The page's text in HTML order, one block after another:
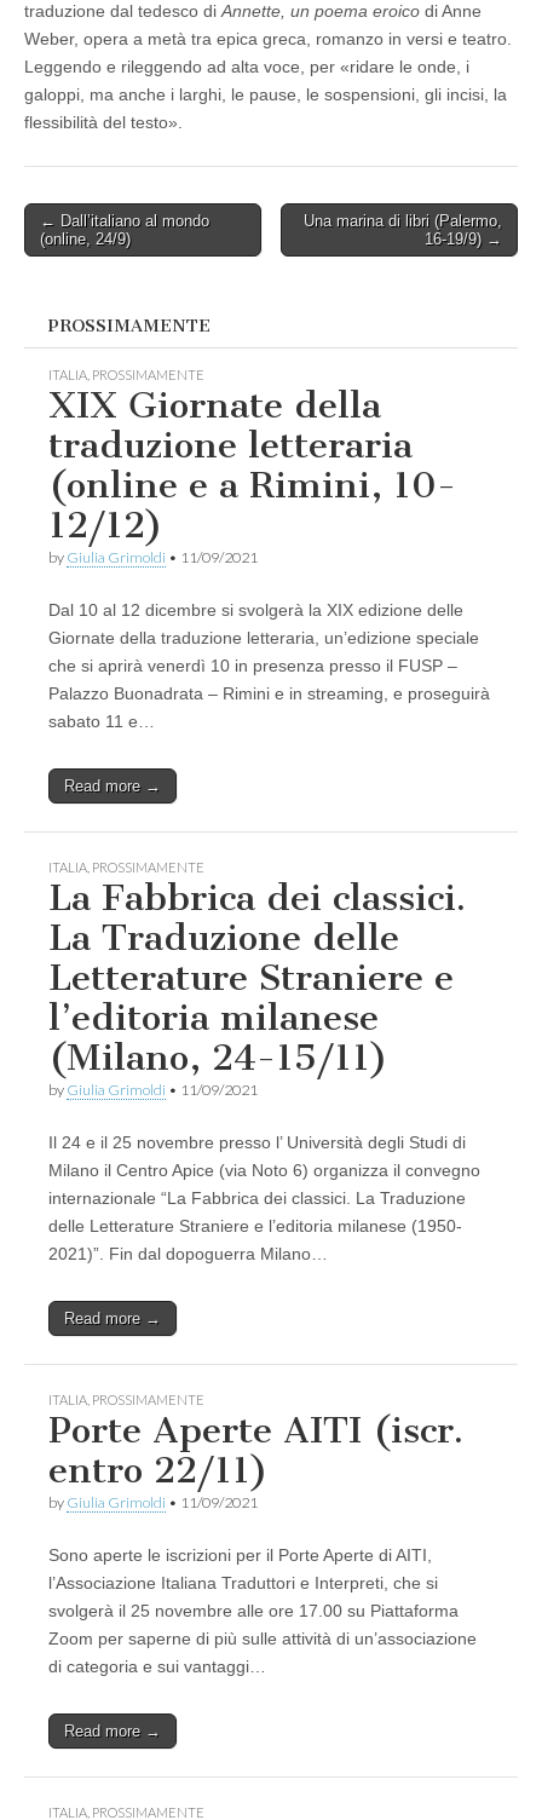
Weber
traduzione dal tedesco di Annette, un poema eroico di Anne
Weber, opera a metà tra epica greca, romanzo in versi e teatro.
Leggendo e rileggendo ad alta voce, per «ridare le onde, i
galoppi, ma anche i larghi, le pause, le sospensioni, gli incisi, la
flessibilità del testo».
Post
navigation
← Dall’italiano al mondo
(online, 24/9)
Una marina di libri (Palermo,
16-19/9) →
PROSSIMAMENTE
ITALIA PROSSIMAMENTE
XIX Giornate della
traduzione letteraria
(online e a Rimini, 10-
12/12)
by Giulia Grimoldi • 11/09/2021
Dal 10 al 12 dicembre si svolgerà la XIX edizione delle
Giornate della traduzione letteraria, un’edizione speciale
che si aprirà venerdì 10 in presenza presso il FUSP –
Palazzo Buonadrata – Rimini e in streaming, e proseguirà
sabato 11 e…
Read more →
ITALIA PROSSIMAMENTE
La Fabbrica dei classici.
La Traduzione delle
Letterature Straniere e
l’editoria milanese
(Milano, 24-15/11)
by Giulia Grimoldi • 11/09/2021
Il 24 e il 25 novembre presso l’ Università degli Studi di
Milano il Centro Apice (via Noto 6) organizza il convegno
internazionale “La Fabbrica dei classici. La Traduzione
delle Letterature Straniere e l’editoria milanese (1950-
2021)”. Fin dal dopoguerra Milano…
Read more →
ITALIA PROSSIMAMENTE
Porte Aperte AITI (iscr.
entro 22/11)
by Giulia Grimoldi • 11/09/2021
Sono aperte le iscrizioni per il Porte Aperte di AITI,
l’Associazione Italiana Traduttori e Interpreti, che si
svolgerà il 25 novembre alle ore 17.00 su Piattaforma
Zoom per saperne di più sulle attività di un’associazione
di categoria e sui vantaggi…
Read more →
ITALIA PROSSIMAMENTE